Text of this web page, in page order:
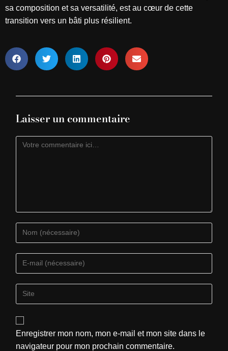
sa composition et sa versatilité, est au cœur de cette
transition vers un bâti plus résilient.
Laisser un commentaire
Enregistrer mon nom, mon e-mail et mon site dans le
navigateur pour mon prochain commentaire.